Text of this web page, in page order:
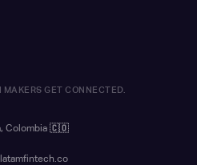
GET CONNECTED.
Colombia 🇨🇴